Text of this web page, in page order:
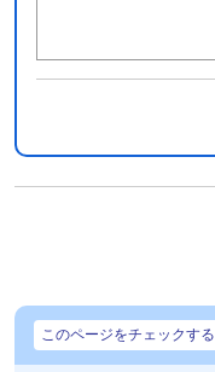
このページをチェックする